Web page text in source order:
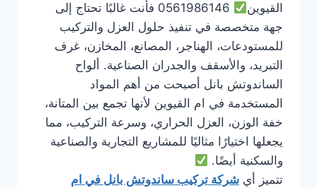
القيوين
0561986146 فأنت غالبًا تحتاج إلى
جهة متخصصة في تنفيذ حلول العزل والتركيب
للمستودعات، الهناجر، المصانع، المخازن، غرف
التبريد، والأسقف والجدران الصناعية. ألواح
الساندوتش بانل أصبحت من أهم المواد
المستخدمة في ام القيوين لأنها تجمع بين المتانة،
خفة الوزن، العزل الحراري، وسرعة التركيب، مما
يجعلها اختيارًا مثاليًا للمشاريع التجارية والصناعية
والسكنية أيضًا.
تتميز أي شركة تركيب ساندوتش بانل في ام